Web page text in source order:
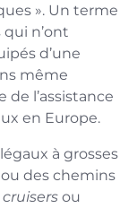
». Un terme
n’ont
d’une
même
l’assistance
en Europe.
à grosses
ou des chemins
ou